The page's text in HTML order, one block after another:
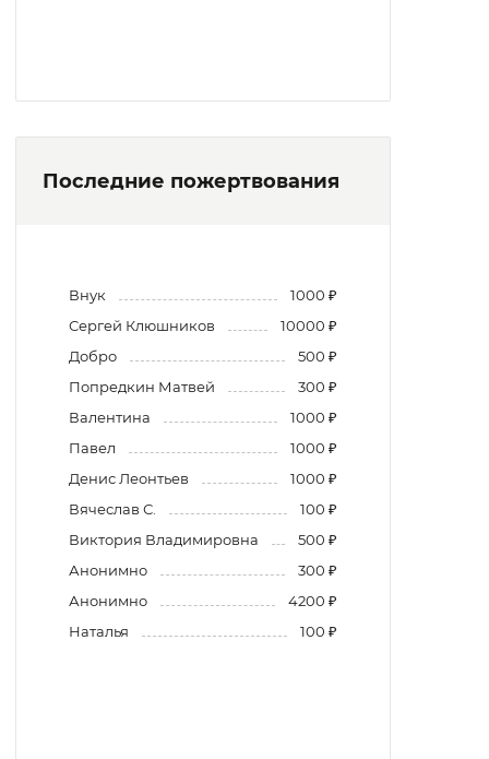
Последние пожертвования
Внук
1000 ₽
Сергей Клюшников
10000 ₽
Добро
500 ₽
Попредкин Матвей
300 ₽
Валентина
1000 ₽
Павел
1000 ₽
Денис Леонтьев
1000 ₽
Вячеслав С.
100 ₽
Виктория Владимировна
500 ₽
Анонимно
300 ₽
Анонимно
4200 ₽
Наталья
100 ₽